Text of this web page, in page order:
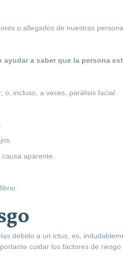
o allegados de nuestras
ayudar a saber que la persona
o, incluso, a veces, parálisis facial.
aparente.
debido a un ictus, es,
cuidar los factores de